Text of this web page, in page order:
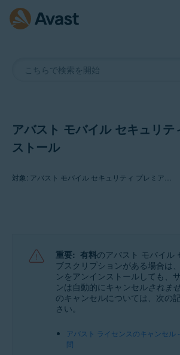
アバスト モバイル セキュリテ
ストール
アバスト モバイル セキュリティ 24.x Android 版
アバスト モバイル セキュリティ プレミアム 24.x
アバスト モバイル セキュリティ 24.x iOS 版
Google Android 9.0（Pie、API 28）以降
Apple iOS 15.0 以降
重要: 有料のアバスト モバイル
ブスクリプションがある場合は
ンをアンインストールしても、
ンは自動的にキャンセルされま
のキャンセルについては、次の
さい。
アバスト ライセンスのキャンセル
問